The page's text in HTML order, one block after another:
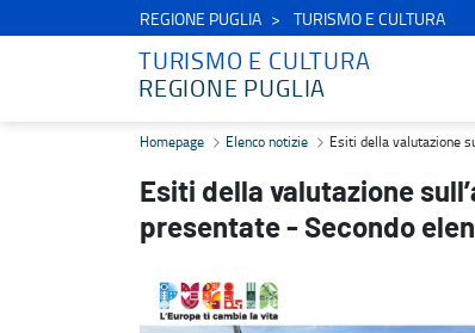
REGIONE PUGLIA TURISMO E CULTURA
TURISMO E CULTURA
REGIONE PUGLIA
Esiti della valutazione sull’ammissibilità formale delle
Homepage Elenco notizie Esiti della valutazione
Esiti della valutazione
presentate - Secondo